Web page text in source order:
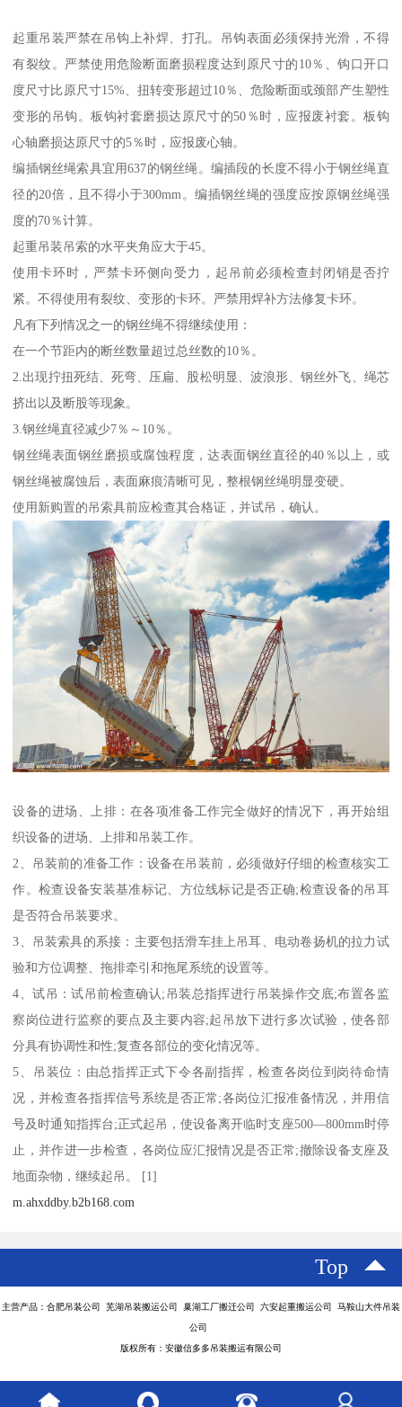
起重吊装严禁在吊钩上补焊、打孔。吊钩表面必须保持光滑，不得
有裂纹。严禁使用危险断面磨损程度达到原尺寸的10％、钩口开口
度尺寸比原尺寸15%、扭转变形超过10％、危险断面或颈部产生塑性
变形的吊钩。板钩衬套磨损达原尺寸的50％时，应报废衬套。板钩
心轴磨损达原尺寸的5％时，应报废心轴。
编插钢丝绳索具宜用637的钢丝绳。编插段的长度不得小于钢丝绳直
径的20倍，且不得小于300mm。编插钢丝绳的强度应按原钢丝绳强
度的70％计算。
起重吊装吊索的水平夹角应大于45。
使用卡环时，严禁卡环侧向受力，起吊前必须检查封闭销是否拧
紧。不得使用有裂纹、变形的卡环。严禁用焊补方法修复卡环。
凡有下列情况之一的钢丝绳不得继续使用：
在一个节距内的断丝数量超过总丝数的10％。
2.出现拧扭死结、死弯、压扁、股松明显、波浪形、钢丝外飞、绳芯
挤出以及断股等现象。
3.钢丝绳直径减少7％～10％。
钢丝绳表面钢丝磨损或腐蚀程度，达表面钢丝直径的40％以上，或
钢丝绳被腐蚀后，表面麻痕清晰可见，整根钢丝绳明显变硬。
使用新购置的吊索具前应检查其合格证，并试吊，确认。
设备的进场、上排：在各项准备工作完全做好的情况下，再开始组
织设备的进场、上排和吊装工作。
2、吊装前的准备工作：设备在吊装前，必须做好仔细的检查核实工
作。检查设备安装基准标记、方位线标记是否正确;检查设备的吊耳
是否符合吊装要求。
3、吊装索具的系接：主要包括滑车挂上吊耳、电动卷扬机的拉力试
验和方位调整、拖排牵引和拖尾系统的设置等。
4、试吊：试吊前检查确认;吊装总指挥进行吊装操作交底;布置各监
察岗位进行监察的要点及主要内容;起吊放下进行多次试验，使各部
分具有协调性和性;复查各部位的变化情况等。
5、吊装位：由总指挥正式下令各副指挥，检查各岗位到岗待命情
况，并检查各指挥信号系统是否正常;各岗位汇报准备情况，并用信
号及时通知指挥台;正式起吊，使设备离开临时支座500—800mm时停
止，并作进一步检查，各岗位应汇报情况是否正常;撤除设备支座及
地面杂物，继续起吊。 [1]
m.ahxddby.b2b168.com
Top
主营产品：合肥吊装公司 芜湖吊装搬运公司 巢湖工厂搬迁公司 六安起重搬运公司 马鞍山大件吊装
公司
版权所有：安徽信多多吊装搬运有限公司